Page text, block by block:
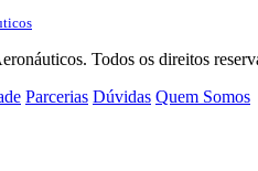
Todos os direitos
Parcerias Dúvidas Quem Somos